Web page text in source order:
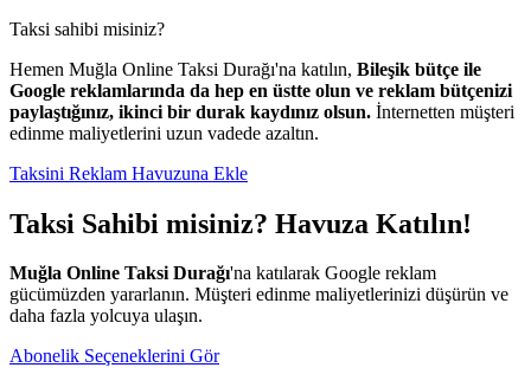
Taksi sahibi misiniz?
Hemen Muğla Online Taksi Durağı'na katılın, Bileşik bütçe ile
Google reklamlarında da hep en üstte olun ve reklam bütçenizi
paylaştığınız, ikinci bir durak kaydınız olsun. İnternetten müşteri
edinme maliyetlerini uzun vadede azaltın.
Taksini Reklam Havuzuna Ekle
Taksi Sahibi misiniz? Havuza Katılın!
Muğla Online Taksi Durağı'na katılarak Google reklam
gücümüzden yararlanın. Müşteri edinme maliyetlerinizi düşürün ve
daha fazla yolcuya ulaşın.
Abonelik Seçeneklerini Gör